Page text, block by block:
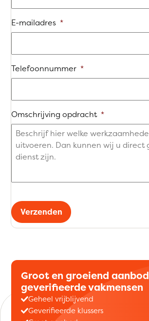
E-mailadres *
Telefoonnummer *
Omschrijving opdracht *
Verzenden
Groot en groeiend aanbod
geverifieerde vakmensen
Geheel vrijblijvend
Geverifieerde klussers